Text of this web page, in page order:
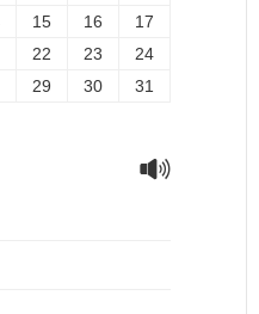
15 16
17
22 23
24
29 30 31